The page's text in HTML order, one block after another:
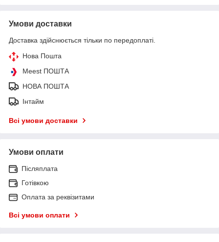
Умови доставки
Доставка здійснюється тільки по передоплаті.
Нова Пошта
Meest ПОШТА
НОВА ПОШТА
Інтайм
Всі умови доставки
Умови оплати
Післяплата
Готівкою
Оплата за реквізитами
Всі умови оплати